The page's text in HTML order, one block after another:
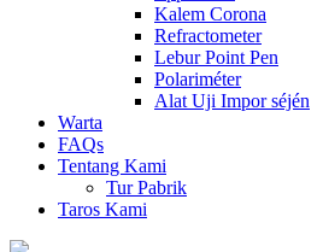
Kalem Corona
Refractometer
Lebur Point Pen
Polariméter
Alat Uji Impor séjén
Warta
FAQs
Tentang Kami
Tur Pabrik
Taros Kami